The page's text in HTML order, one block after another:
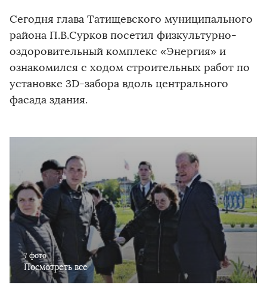
Сегодня глава Татищевского муниципального
района П.В.Сурков посетил физкультурно-
оздоровительный комплекс «Энергия» и
ознакомился с ходом строительных работ по
установке 3D-забора вдоль центрального
фасада здания.
7 фото
Посмотреть все